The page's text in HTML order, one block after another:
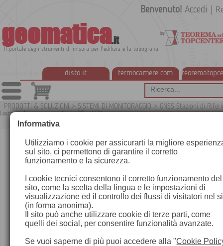
geomatica.it
Il portale degli strumenti di misura per l'edilizia e la topografia
disto.it termocamere.com
Benvenuto! Accedi
PRODOTTI & SOLUZIONI > SISTEMI DI MONITORAGGIO > GNSS Stazioni di
Leica>Accessori per Serie GR e GRX
Informativa
Utilizziamo i cookie per assicurarti la migliore
sul sito, ci permettono di garantire il corretto
funzionamento e la sicurezza.
I cookie tecnici consentono il corretto funzionamento del
sito, come la scelta della lingua e le impostazioni di
visualizzazione ed il controllo dei flussi di visitatori nel
(in forma anonima).
Il sito può anche utilizzare cookie di terze parti, come
quelli dei social, per consentire funzionalità avanzate.
Se vuoi saperne di più puoi accedere alla "Cookie